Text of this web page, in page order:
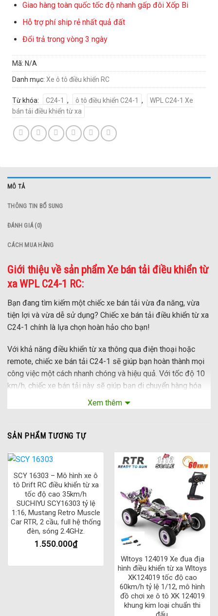
Giao hàng toàn quốc tốc độ nhanh gấp đôi Xốp Bi
Hỗ trợ phí ship rẻ nhất quả đất
Đổi trả trong vòng 3 ngày
Mã: N/A
Danh mục: Xe ô tô điều khiển RC
Từ khóa: C24-1 , ô tô điều khiển C24-1 ,
WPL C24-1 Xe
bán tải điều khiển từ xa
MÔ TẢ
THÔNG TIN BỔ SUNG
ĐÁNH GIÁ (0)
CÁCH MUA HÀNG
Giới thiệu về sản phẩm Xe bán tải điều khiển từ
xa WPL C24-1 RC:
Bạn đang tìm kiếm một chiếc xe bán tải vừa đa năng, vừa
tiện lợi và vừa dễ sử dụng? Chiếc xe bán tải điều khiển từ xa
C24-1 chính là lựa chọn hoàn hảo cho bạn!
Với khả năng điều khiển từ xa thông qua điện thoại hoặc
remote, chiếc xe bán tải C24-1 sẽ giúp bạn hoàn thành mọi
công việc một cách nhanh chóng và hiệu quả. Với tốc độ 10
km/h, chiếc xe bán tải này sẽ giúp bạn di chuyển hàng hóa
hoặc dụng cụ một cách dễ dàng mà không cần mất nhiều
Không chỉ vậy, chiếc xe bán tải C24-1 còn được trang bị bộ
qua. Điều này giúp bạn tiết kiệm thời gian và công sức trong
việc phải lập lại các tuyến đường khi cần.
Với khung xe bền chắc và động cơ mạnh mẽ, chiếc xe bán tải
C24-1 có thể chịu được tải trọng lên đến 1,5kg, giúp bạn vận
chuyển mọi loại hàng hóa một cách dễ dàng và an toàn.
Dưới đây là những đặc điểm nổi bật của xe bán
tải điều khiển từ xa WPL C24-1 RC:
Thiết kế đẹp mắt, bắt mắt: Xe bán tải WPL C24-1 RC
được thiết kế với kiểu dáng trẻ trung, thời trang và năng
động, sử dụng chất liệu nhựa cao cấp và độ bền cao.
Động cơ mạnh mẽ: Xe bán tải điều khiển từ xa WPL C24-
Xem thêm
SẢN PHẨM TƯƠNG TỰ
SCY 16303 – Mô hình xe ô
tô Drift RC điều khiển từ xa
tốc độ cao 35km/h
SUCHIYU SCY16303 tỷ lệ
1:16, Mustang Retro Muscle
Car RTR, 2 cầu, full hệ thống
đèn, sóng 2.4GHz.
1.550.000₫
Wltoys 124019 Xe đua địa
hình điều khiển từ xa Wltoys
XK124019 tốc độ cao
60km/h tỷ lệ 1/12, mô hình
đồ chơi xe ô tô XK 124019
khung kim loại chuẩn thi